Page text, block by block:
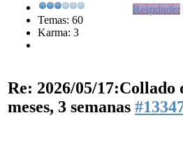
Temas: 60
Karma: 3
Responder
Re: 2026/05/17:Collado
meses, 3 semanas